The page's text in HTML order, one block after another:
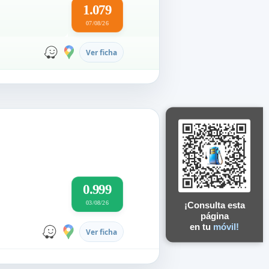
¡Consulta esta
página
en tu móvil!
1.079
07/08/26
Ver ficha
0.999
03/08/26
Ver ficha